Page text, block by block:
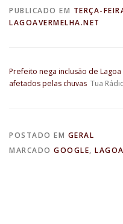
PUBLICADO EM TERÇA-
LAGOAVERMELHA.NET
Prefeito nega inclusão de
afetados pelas chuvas Tua
POSTADO EM GERAL
MARCADO GOOGLE,